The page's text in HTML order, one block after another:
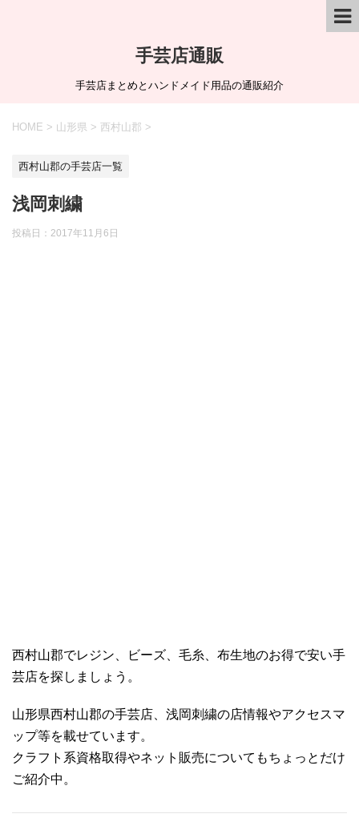
手芸店通販
手芸店まとめとハンドメイド用品の通販紹介
HOME > 山形県 > 西村山郡 >
西村山郡の手芸店一覧
浅岡刺繍
投稿日： 2017年11月6日
西村山郡でレジン、ビーズ、毛糸、布生地のお得で安い手
芸店を探しましょう。
山形県西村山郡の手芸店、浅岡刺繍の店情報やアクセスマ
ップ等を載せています。
クラフト系資格取得やネット販売についてもちょっとだけ
ご紹介中。